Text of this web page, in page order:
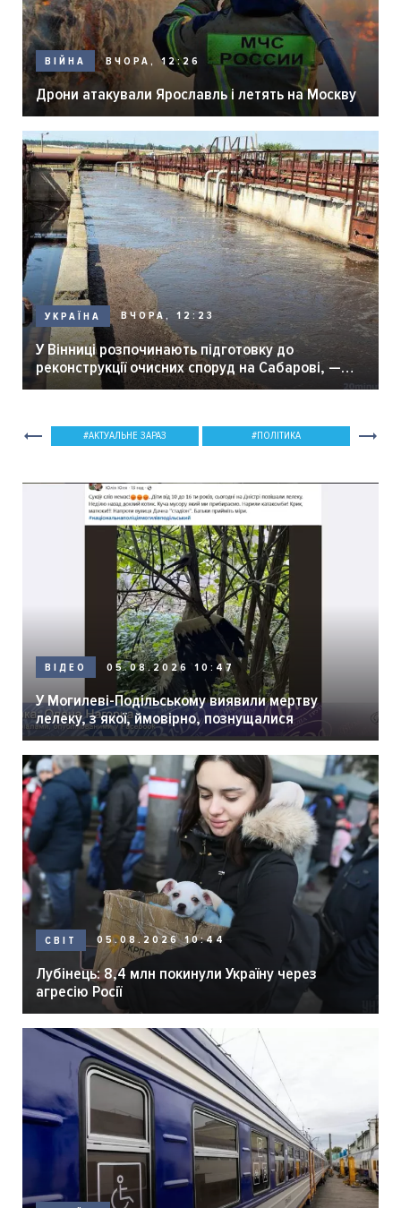
ВІЙНА ВЧОРА, 12:26
Дрони атакували Ярославль і летять на Москву
УКРАЇНА ВЧОРА, 12:23
У Вінниці розпочинають підготовку до
реконструкції очисних споруд на Сабарові, —
мер Вінниці.
АКТУАЛЬНЕ ЗАРАЗ ПОЛІТИКА
ВІДЕО 05.08.2026 10:47
У Могилеві-Подільському виявили мертву
лелеку, з якої, ймовірно, познущалися
СВІТ 05.08.2026 10:44
Лубінець: 8,4 млн покинули Україну через
агресію Росії